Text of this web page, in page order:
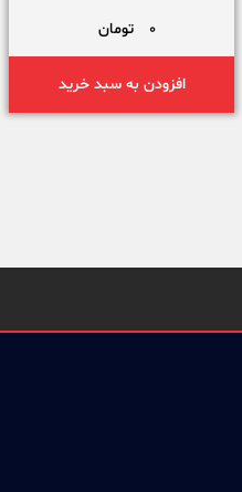
0 تومان
افزودن به سبد خرید